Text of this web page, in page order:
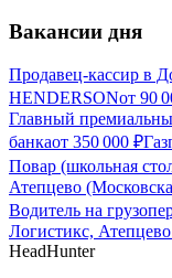
Вакансии дня
Продавец-кассир в
HENDERSONот 90
Главный
банкаот 350 000 ₽
Повар (школьная
Атепцево
Водитель на
Логистикс,
HeadHunter